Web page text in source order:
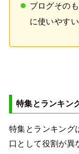
ブログその
に使いやす
特集とランキン
特集とランキング
口として役割が異